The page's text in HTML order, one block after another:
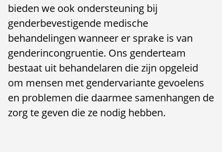
bieden we ook ondersteuning bij
genderbevestigende medische
behandelingen wanneer er sprake is van
genderincongruentie. Ons genderteam
bestaat uit behandelaren die zijn opgeleid
om mensen met gendervariante gevoelens
en problemen die daarmee samenhangen de
zorg te geven die ze nodig hebben.